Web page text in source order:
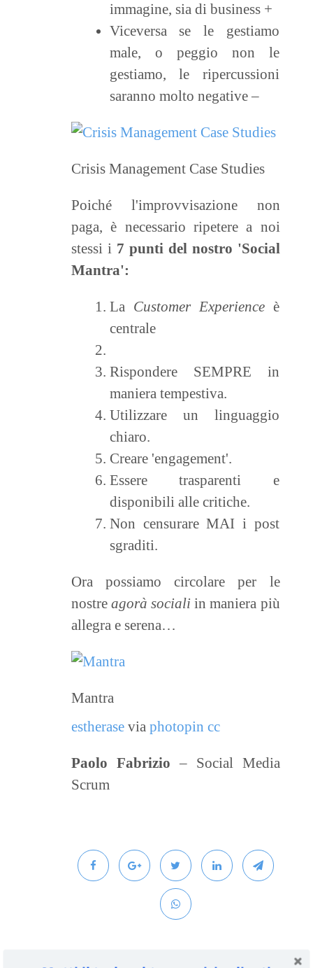
immagine, sia di business +
Viceversa se le gestiamo
male, o peggio non le
gestiamo, le ripercussioni
saranno molto negative –
Crisis Management Case Studies
Poiché l'improvvisazione non
paga, è necessario ripetere a noi
stessi i 7 punti del nostro 'Social
Mantra':
La Customer Experienceè
centrale
Rispondere SEMPRE in
maniera tempestiva.
Utilizzare un linguaggio
chiaro.
Creare 'engagement'.
Essere trasparenti e
disponibili alle critiche.
Non censurare MAI i post
sgraditi.
Ora possiamo circolare per le
nostre agorà sociali in maniera più
allegra e serena…
Mantra
estherasevia photopin cc
Paolo Fabrizio – Social Media
Scrum